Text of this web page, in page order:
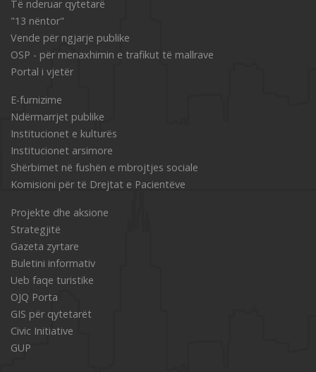
Të nderuar qytetarë
"13 nëntor"
Vende për ngjarje publike
OSP - për menaxhimin e trafikut të mallrave
Portal i vjetër
Е-furnizime
Ndërmarrjet publike
Institucionet e kulturës
Institucionet arsimore
Shërbimet në fushën e mbrojtjes sociale
Komisioni për të Drejtat e Pacientëve
Projekte dhe aksione
Strategjitë
Gazeta zyrtare
Buletini informativ
Ueb faqe turistike
OJQ Porta
GIS për qytetarët
Civic Initiative
GUP